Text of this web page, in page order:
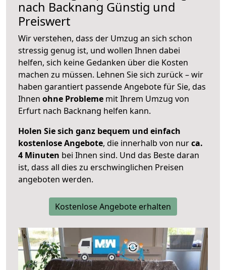
nach Backnang Günstig und
Preiswert
Wir verstehen, dass der Umzug an sich schon
stressig genug ist, und wollen Ihnen dabei
helfen, sich keine Gedanken über die Kosten
machen zu müssen. Lehnen Sie sich zurück – wir
haben garantiert passende Angebote für Sie, das
Ihnen ohne Probleme mit Ihrem Umzug von
Erfurt nach Backnang helfen kann.
Holen Sie sich ganz bequem und einfach
kostenlose Angebote, die innerhalb von nurca.
4 Minuten bei Ihnen sind. Und das Beste daran
ist, dass all dies zu erschwinglichen Preisen
angeboten werden.
Kostenlose Angebote erhalten